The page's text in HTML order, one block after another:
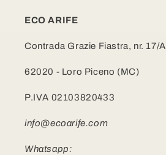
ECO ARIFE
Contrada Grazie Fiastra, nr. 17/A
62020 - Loro Piceno (MC)
P.IVA 02103820433
info@ecoarife.com
Whatsapp: